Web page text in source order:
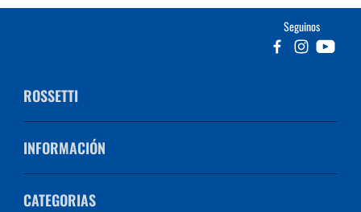
Seguinos
ROSSETTI
INFORMACIÓN
CATEGORIAS